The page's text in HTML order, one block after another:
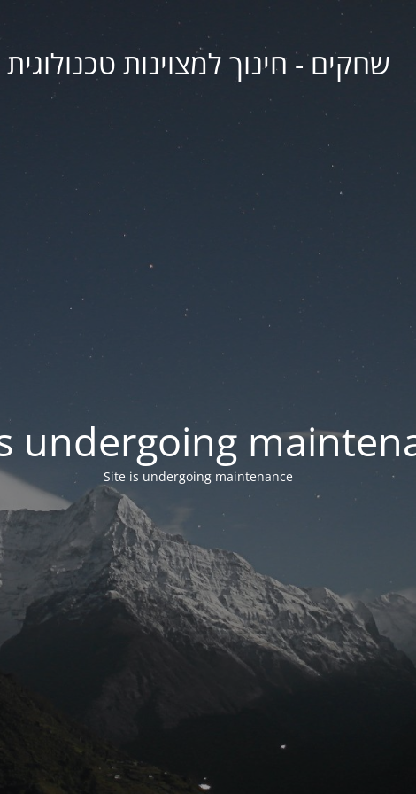
שחקים - חינוך למצוינות טכנולוגית
undergoing
Site is undergoing maintenance